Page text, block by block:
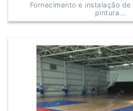
Fornecimento e instalação
pintura...